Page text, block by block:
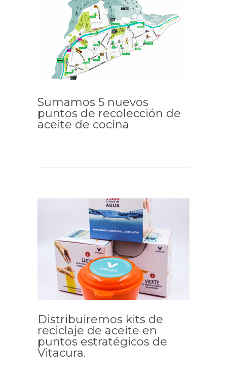
Sumamos 5 nuevos
puntos de recolección de
aceite de cocina
Distribuiremos kits de
reciclaje de aceite en
puntos estratégicos de
Vitacura.